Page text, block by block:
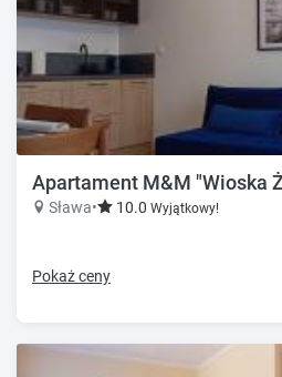
Apartament M&M "Wioska
Sława• 10.0 Wyjątkowy!
Pokaż ceny